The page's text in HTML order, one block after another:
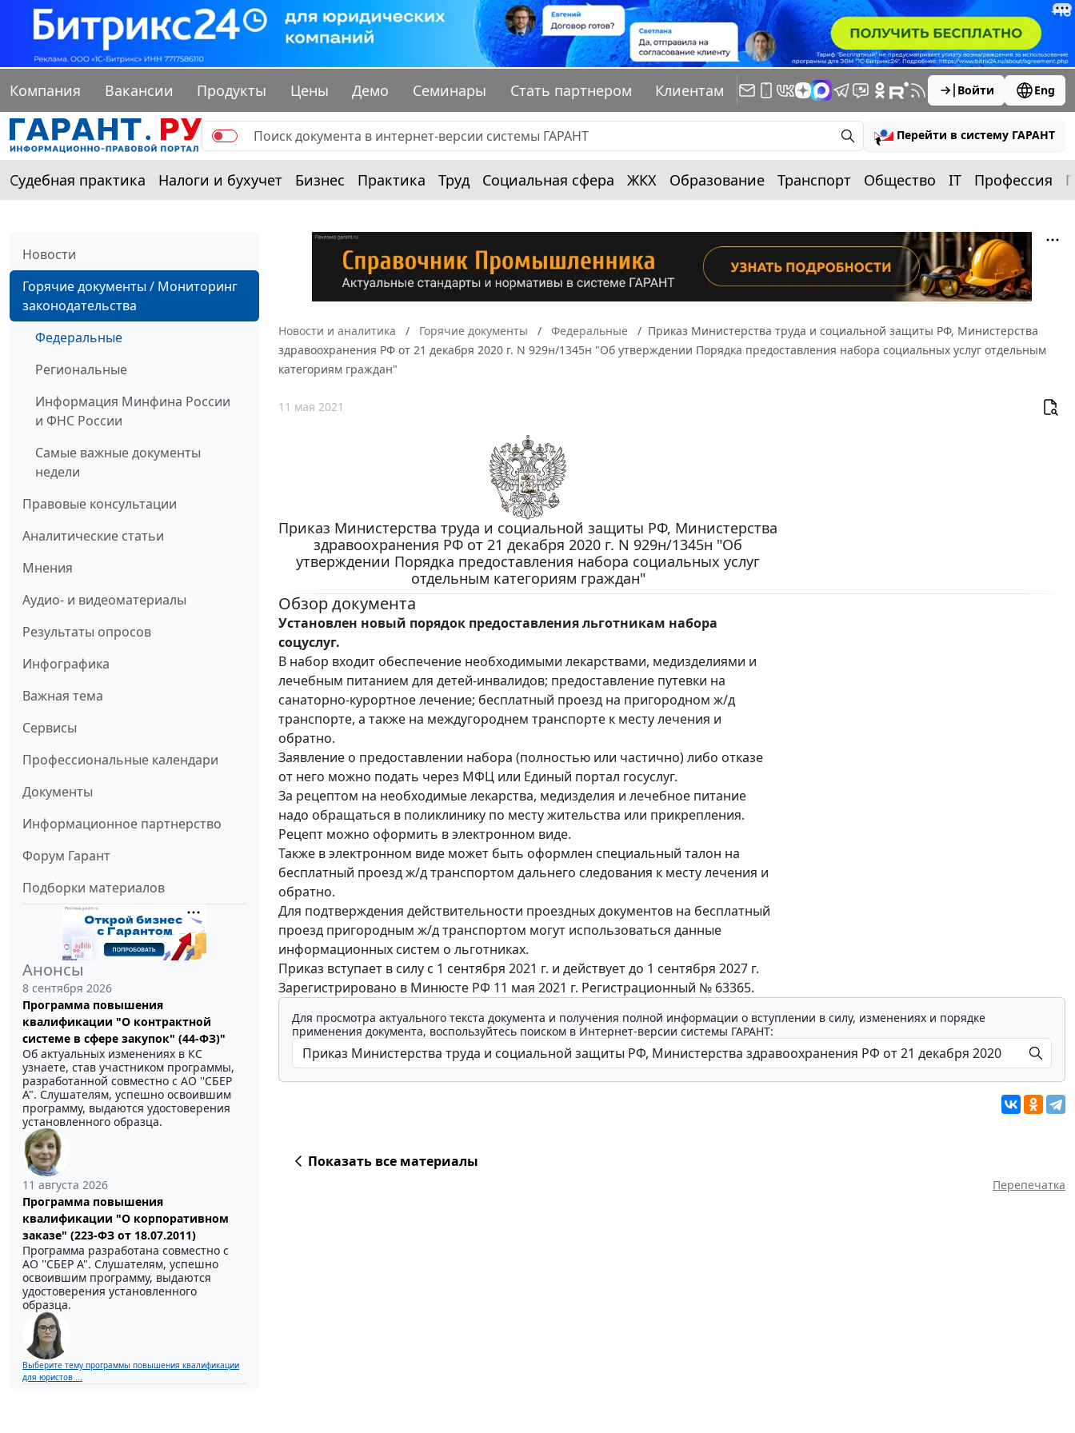
Компания Вакансии Продукты Цены Демо Семинары Стать партнером Клиентам Войти Eng
Перейти в систему ГАРАНТ
Судебная практика Налоги и бухучет Бизнес Практика Труд Социальная сфера ЖКХ Образование Транспорт Общество IT Профессия
Новости
Горячие документы / Мониторинг
законодательства
Федеральные
Региональные
Информация Минфина России
и ФНС России
Самые важные документы
недели
Правовые консультации
Аналитические статьи
Мнения
Аудио- и видеоматериалы
Результаты опросов
Инфографика
Важная тема
Сервисы
Профессиональные календари
Документы
Информационное партнерство
Форум Гарант
Подборки материалов
Анонсы
8 сентября 2026
Программа повышения
квалификации "О контрактной
системе в сфере закупок" (44-ФЗ)"
Об актуальных изменениях в КС
узнаете, став участником программы,
разработанной совместно с АО ''СБЕР
А". Слушателям, успешно освоившим
программу, выдаются удостоверения
установленного образца.
11 августа 2026
Программа повышения
квалификации "О корпоративном
заказе" (223-ФЗ от 18.07.2011)
Программа разработана совместно с
АО ''СБЕР А". Слушателям, успешно
освоившим программу, выдаются
удостоверения установленного
образца.
Выберите тему программы повышения квалификации
для юристов ...
Новости и аналитика Горячие документы Федеральные
Приказ Министерства труда и социальной защиты РФ, Министерства
здравоохранения РФ от 21 декабря 2020 г. N 929н/1345н "Об утверждении Порядка предоставления набора социальных услуг отдельным
категориям граждан"
11 мая 2021
Приказ Министерства труда и социальной защиты РФ, Министерства
здравоохранения РФ от 21 декабря 2020 г. N 929н/1345н "Об
утверждении Порядка предоставления набора социальных услуг
отдельным категориям граждан"
Обзор документа
Установлен новый порядок предоставления льготникам набора
соцуслуг.
В набор входит обеспечение необходимыми лекарствами, медизделиями и
лечебным питанием для детей-инвалидов; предоставление путевки на
санаторно-курортное лечение; бесплатный проезд на пригородном ж/д
транспорте, а также на междугороднем транспорте к месту лечения и
обратно.
Заявление о предоставлении набора (полностью или частично) либо отказе
от него можно подать через МФЦ или Единый портал госуслуг.
За рецептом на необходимые лекарства, медизделия и лечебное питание
надо обращаться в поликлинику по месту жительства или прикрепления.
Рецепт можно оформить в электронном виде.
Также в электронном виде может быть оформлен специальный талон на
бесплатный проезд ж/д транспортом дальнего следования к месту лечения и
обратно.
Для подтверждения действительности проездных документов на бесплатный
проезд пригородным ж/д транспортом могут использоваться данные
информационных систем о льготниках.
Приказ вступает в силу с 1 сентября 2021 г. и действует до 1 сентября 2027 г.
Зарегистрировано в Минюсте РФ 11 мая 2021 г. Регистрационный № 63365.
Для просмотра актуального текста документа и получения полной информации о вступлении в силу, изменениях и порядке
применения документа, воспользуйтесь поиском в Интернет-версии системы ГАРАНТ:
Показать все материалы
Перепечатка